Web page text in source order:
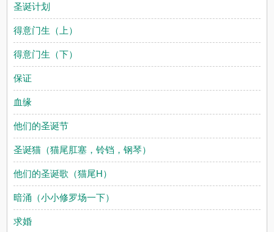
圣诞计划
得意门生（上）
得意门生（下）
保证
血缘
他们的圣诞节
圣诞猫（猫尾肛塞，铃铛，钢琴）
他们的圣诞歌（猫尾H）
暗涌（小小修罗场一下）
求婚